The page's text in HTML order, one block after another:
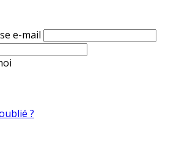
e-mail
?